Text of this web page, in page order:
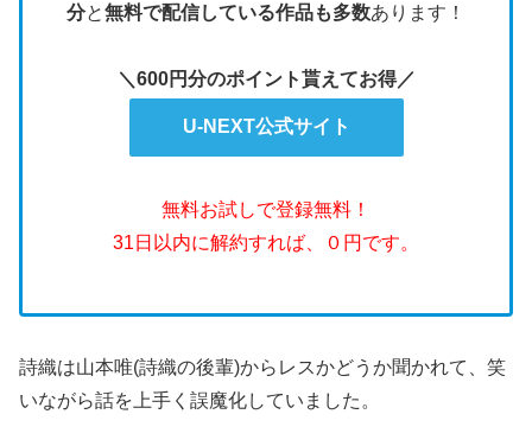
分と無料で配信している作品も多数あります！
＼600円分のポイント貰えてお得／
U-NEXT公式サイト
無料お試しで登録無料！
31日以内に解約すれば、０円です。
詩織は山本唯(詩織の後輩)からレスかどうか聞かれて、笑
いながら話を上手く誤魔化していました。